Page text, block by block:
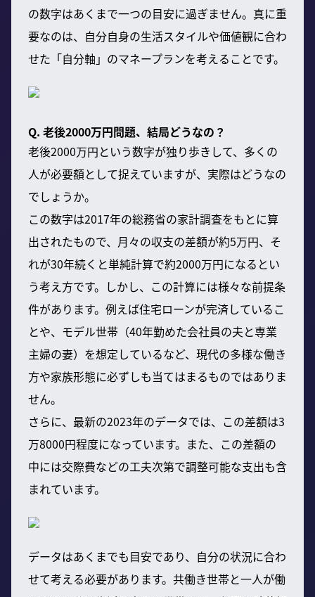
の数字はあくまで一つの目安に過ぎません。真に重
要なのは、自分自身の生活スタイルや価値観に合わ
せた「自分軸」のマネープランを考えることです。
Q. 老後2000万円問題、結局どうなの？
老後2000万円という数字が独り歩きして、多くの
人が必要額として捉えていますが、実際はどうなの
でしょうか。
この数字は2017年の総務省の家計調査をもとに算
出されたもので、月々の収支の差額が約5万円、そ
れが30年続くと単純計算で約2000万円になるとい
う考え方です。しかし、この計算には様々な前提条
件があります。例えば住宅ローンが完済しているこ
とや、モデル世帯（40年勤めた会社員の夫と専業
主婦の妻）を想定しているなど、現代の多様な働き
方や家族形態に必ずしも当てはまるものではありま
せん。
さらに、最新の2023年のデータでは、この差額は3
万8000円程度になっています。また、この差額の
中には交際費などの工夫次第で調整可能な支出も含
まれています。
データはあくまでも目安であり、自分の状況に合わ
せて考える必要があります。共働き世帯と一人が働